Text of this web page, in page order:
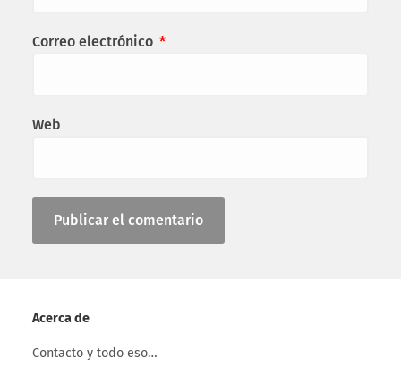
Correo electrónico *
Web
Acerca de
Contacto y todo eso…